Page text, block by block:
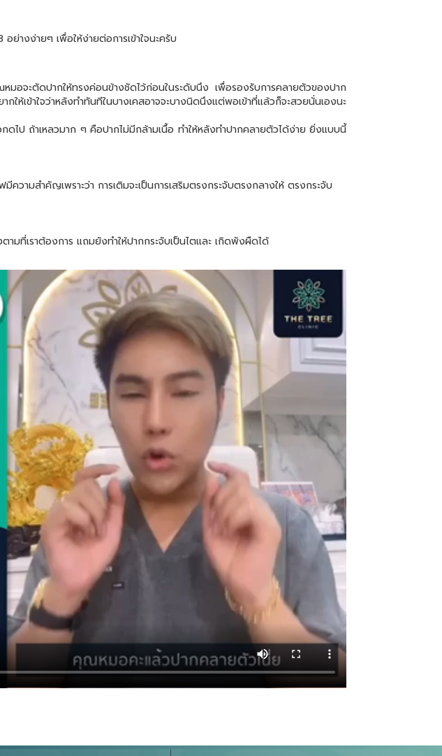
างง่ายๆ เพื่อให้ง่ายต่อการเข้าใจนะครับ
อจะตัดปากให้ทรงค่อนข้างชัดไว้ก่อนในระดับนึง เพื่อรองรับการคลายตัวของปาก
เข้าใจว่าหลังทำทันทีในบางเคสอาจจะบางนิดนึงแต่พอเข้าที่แล้วก็จะสวยนั่นเองนะ
ดไป ถ้าเหลวมาก ๆ คือปากไม่มีกล้ามเนื้อ ทำให้หลังทำปากคลายตัวได้ง่าย ยิ่งแบบนี้
วามสำคัญเพราะว่า การเติมจะเป็นการเสริมตรงกระจับตรงกลางให้ ตรงกระจับ
ามที่เราต้องการ แถมยังทำให้ปากกระจับเป็นไตและ เกิดพังผืดได้